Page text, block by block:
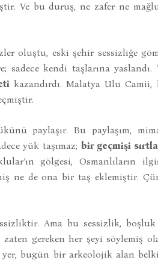
Ve bu duruş, ne zafer ne
oluştu, eski şehir sessizliğe
sadece kendi taşlarına yaslandı.
kazandırdı. Malatya Ulu Camii,
paylaşır. Bu paylaşım,
yük taşımaz; bir geçmişi
gölgesi, Osmanlıların
ne de ona bir taş eklemiştir.
Ama bu sessizlik, boşluk
zaten gereken her şeyi söylemiş
bugün bir arkeolojik alan